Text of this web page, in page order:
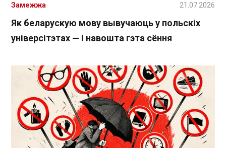
Як беларускую мову вывучаюць у польскіх
універсітэтах — і навошта гэта сёння
Замежжа 21.07.2026